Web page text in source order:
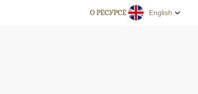
О РЕСУРСЕ English